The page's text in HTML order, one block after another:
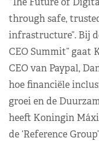
through safe,
infrastructure”. Bij
CEO Summit” gaat
CEO van Paypal,
hoe financiële
groei en de
heeft Koningin
de ‘Reference